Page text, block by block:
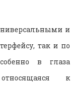
и
так и по
в глаза
к